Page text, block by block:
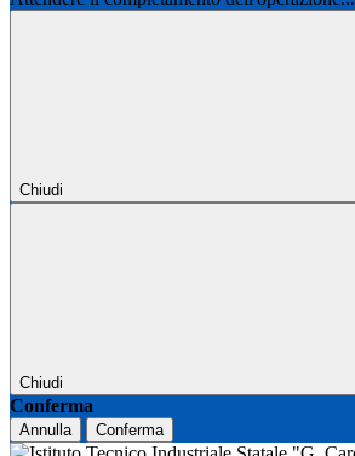
Chiudi
Chiudi
Conferma
Annulla Conferma